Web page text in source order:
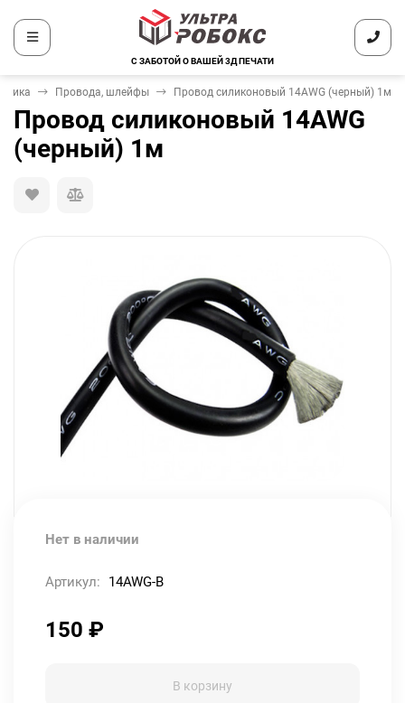
С ЗАБОТОЙ О ВАШЕЙ 3Д ПЕЧАТИ
Провода, шлейфы Провод силиконовый 14AWG (черный) 1м
Провод силиконовый 14AWG
(черный) 1м
Нет в наличии
Артикул: 14AWG-B
150 ₽
В корзину